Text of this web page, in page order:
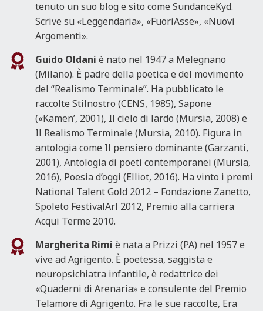
tenuto un suo blog e sito come SundanceKyd.
Scrive su «Leggendaria», «FuoriAsse», «Nuovi
Argomenti».
Guido Oldani è nato nel 1947 a Melegnano
(Milano). È padre della poetica e del movimento
del “Realismo Terminale”. Ha pubblicato le
raccolte Stilnostro (CENS, 1985), Sapone
(«Kamen’, 2001), Il cielo di lardo (Mursia, 2008) e
Il Realismo Terminale (Mursia, 2010). Figura in
antologia come Il pensiero dominante (Garzanti,
2001), Antologia di poeti contemporanei (Mursia,
2016), Poesia d’oggi (Elliot, 2016). Ha vinto i premi
National Talent Gold 2012 – Fondazione Zanetto,
Spoleto FestivalArl 2012, Premio alla carriera
Acqui Terme 2010.
Margherita Rimi è nata a Prizzi (PA) nel 1957 e
vive ad Agrigento. È poetessa, saggista e
neuropsichiatra infantile, è redattrice dei
«Quaderni di Arenaria» e consulente del Premio
Telamore di Agrigento. Fra le sue raccolte, Era